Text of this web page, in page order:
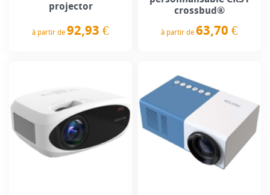
projector
à partir de 92,93 €
crossbud®
à partir de 63,70 €